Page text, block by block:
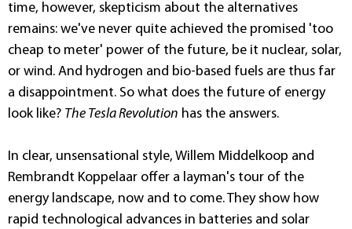
time, however, skepticism about the alternatives
remains: we've never quite achieved the promised 'too
cheap to meter' power of the future, be it nuclear, solar,
or wind. And hydrogen and bio-based fuels are thus far
a disappointment. So what does the future of energy
look like? The Tesla Revolution has the answers.
In clear, unsensational style, Willem Middelkoop and
Rembrandt Koppelaar offer a layman's tour of the
energy landscape, now and to come. They show how
rapid technological advances in batteries and solar